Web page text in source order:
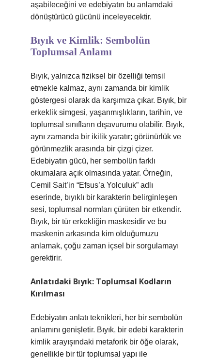
aşabileceğini ve edebiyatın bu anlamdaki
dönüştürücü gücünü inceleyecektir.
Bıyık ve Kimlik: Sembolün
Toplumsal Anlamı
Bıyık, yalnızca fiziksel bir özelliği temsil
etmekle kalmaz, aynı zamanda bir kimlik
göstergesi olarak da karşımıza çıkar. Bıyık, bir
erkeklik simgesi, yaşanmışlıkların, tarihin, ve
toplumsal sınıfların dışavurumu olabilir. Bıyık,
aynı zamanda bir ikilik yaratır; görünürlük ve
görünmezlik arasında bir çizgi çizer.
Edebiyatın gücü, her sembolün farklı
okumalara açık olmasında yatar. Örneğin,
Cemil Sait’in “Efsus’a Yolculuk” adlı
eserinde, bıyıklı bir karakterin belirginleşen
sesi, toplumsal normları çürüten bir etkendir.
Bıyık, bir tür erkekliğin maskesidir ve bu
maskenin arkasında kim olduğumuzu
anlamak, çoğu zaman içsel bir sorgulamayı
gerektirir.
Anlatıdaki Bıyık: Toplumsal Kodların
Kırılması
Edebiyatın anlatı teknikleri, her bir sembolün
anlamını genişletir. Bıyık, bir edebi karakterin
kimlik arayışındaki metaforik bir öğe olarak,
genellikle bir tür toplumsal yapı ile